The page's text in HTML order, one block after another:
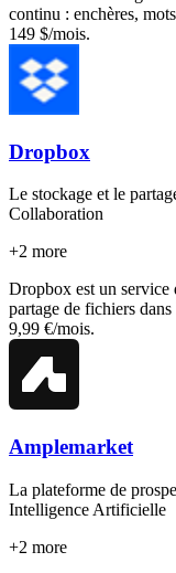
continu : enchères,
149 $/mois.
Dropbox
Le stockage et le
Collaboration
+2 more
Dropbox est un service
partage de fichiers
9,99 €/mois.
Amplemarket
La plateforme de
Intelligence Artificielle
+2 more